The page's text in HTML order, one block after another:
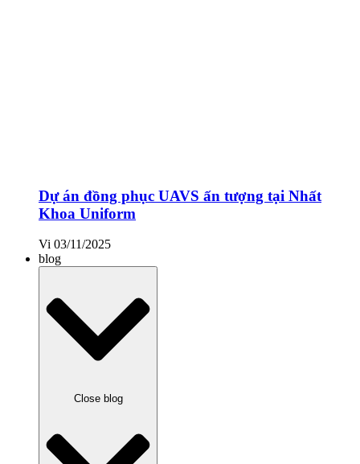
Dự án đồng phục UAVS ấn tượng tại Nhất
Khoa Uniform
Vi 03/11/2025
blog
Close blog